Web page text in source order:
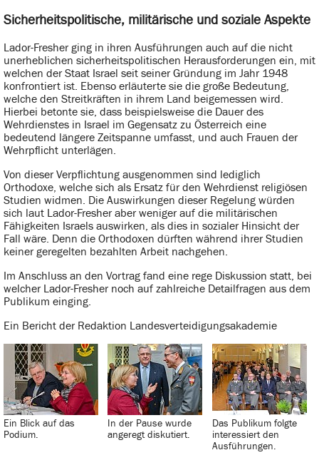
Sicherheitspolitische, militärische und soziale Aspekte
Lador-Fresher ging in ihren Ausführungen auch auf die nicht
unerheblichen sicherheitspolitischen Herausforderungen ein, mit
welchen der Staat Israel seit seiner Gründung im Jahr 1948
konfrontiert ist. Ebenso erläuterte sie die große Bedeutung,
welche den Streitkräften in ihrem Land beigemessen wird.
Hierbei betonte sie, dass beispielsweise die Dauer des
Wehrdienstes in Israel im Gegensatz zu Österreich eine
bedeutend längere Zeitspanne umfasst, und auch Frauen der
Wehrpflicht unterlägen.
Von dieser Verpflichtung ausgenommen sind lediglich
Orthodoxe, welche sich als Ersatz für den Wehrdienst religiösen
Studien widmen. Die Auswirkungen dieser Regelung würden
sich laut Lador-Fresher aber weniger auf die militärischen
Fähigkeiten Israels auswirken, als dies in sozialer Hinsicht der
Fall wäre. Denn die Orthodoxen dürften während ihrer Studien
keiner geregelten bezahlten Arbeit nachgehen.
Im Anschluss an den Vortrag fand eine rege Diskussion statt, bei
welcher Lador-Fresher noch auf zahlreiche Detailfragen aus dem
Publikum einging.
Ein Bericht der Redaktion Landesverteidigungsakademie
Ein Blick auf das
Podium.
In der Pause wurde
angeregt diskutiert.
Das Publikum folgte
interessiert den
Ausführungen.